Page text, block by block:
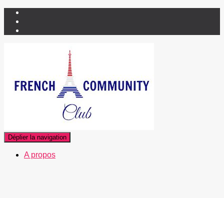
Déplier la navigation
A propos